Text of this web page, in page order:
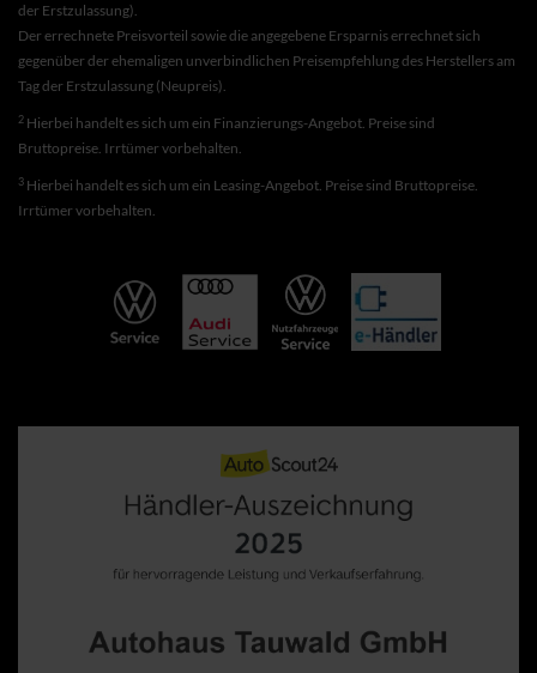
der Erstzulassung).
Der errechnete Preisvorteil sowie die angegebene Ersparnis errechnet sich
gegenüber der ehemaligen unverbindlichen Preisempfehlung des Herstellers am
Tag der Erstzulassung (Neupreis).
2 Hierbei handelt es sich um ein Finanzierungs-Angebot. Preise sind
Bruttopreise. Irrtümer vorbehalten.
3 Hierbei handelt es sich um ein Leasing-Angebot. Preise sind Bruttopreise.
Irrtümer vorbehalten.